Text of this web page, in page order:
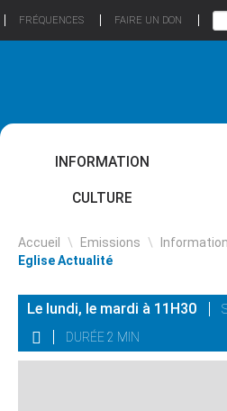
FRÉQUENCES FAIRE UN DON
INFORMATION
CULTURE
Accueil \ Emissions \ Information
Eglise Actualité
Le lundi, le mardi à 11H30
DURÉE 2 MIN